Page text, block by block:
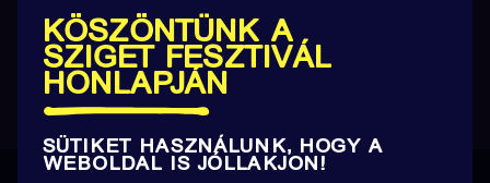
KÖSZÖNTÜNK A
SZIGET FESZTIVÁL
HONLAPJÁN
SÜTIKET HASZNÁLUNK, HOGY A
WEBOLDAL IS JÓLLAKJON!